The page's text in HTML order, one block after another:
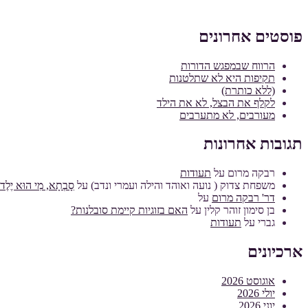
פוסטים אחרונים
הרווח שבמפגש הדורות
תקיפות היא לא שתלטנות
(ללא כותרת)
לקלף את הבצל, לא את הילד
מעורבים, לא מתערבים
תגובות אחרונות
רבקה מרום על תעודות
משפחת צדוק ( נועה ואוהד והילה ועמרי ונדב) על סָבְתָא, מִי הוּא
דר' רבקה מרום על
בן סימון זוהר קלין על האם בזוגיות קיימת סובלנות?
גברי על תעודות
ארכיונים
אוגוסט 2026
יולי 2026